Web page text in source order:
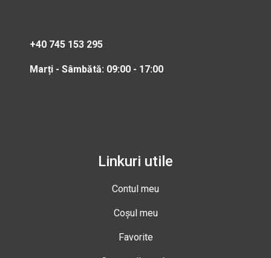
+40 745 153 295
Marți - Sâmbătă: 09:00 - 17:00
Linkuri utile
Contul meu
Coșul meu
Favorite